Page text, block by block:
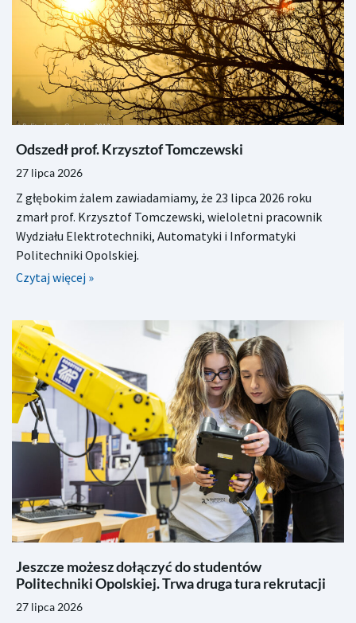
Odszedł prof. Krzysztof Tomczewski
27 lipca 2026
Z głębokim żalem zawiadamiamy, że 23 lipca 2026 roku
zmarł prof. Krzysztof Tomczewski, wieloletni pracownik
Wydziału Elektrotechniki, Automatyki i Informatyki
Politechniki Opolskiej.
Czytaj więcej »
Jeszcze możesz dołączyć do studentów
Politechniki Opolskiej. Trwa druga tura rekrutacji
27 lipca 2026